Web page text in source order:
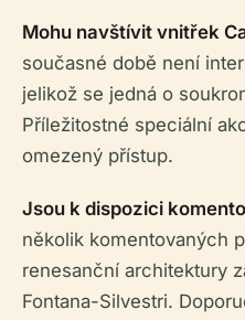
Mohu navštívit vnitřek
současné době není
jelikož se jedná o
Příležitostné speciální
omezený přístup.
Jsou k dispozici
několik komentovaných
renesanční architektury
Fontana-Silvestri.